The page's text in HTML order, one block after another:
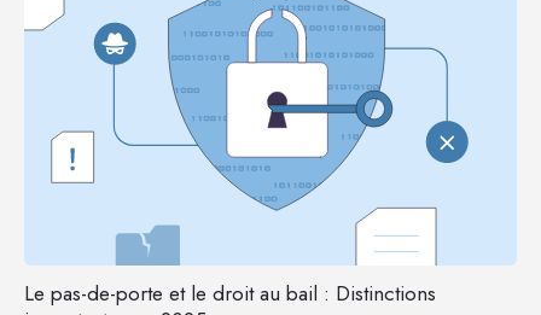
Le pas-de-porte et le droit au bail : Distinctions